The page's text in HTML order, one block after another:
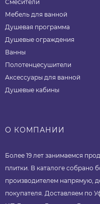
Смесители
Мебель для ванной
Душевая программа
Душевые ограждения
Ванны
Полотенцесушители
Аксессуары для ванной
Душевые кабины
О КОМПАНИИ
Более 19 лет занимаемся
плитки. В каталоге собрано
производителем напрямую,
покупателя. Доставляем по